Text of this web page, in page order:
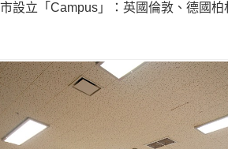
設立「Campus」：英國倫敦、德國